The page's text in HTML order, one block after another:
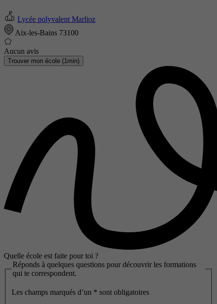
Lycée polyvalent Marlioz
Aix-les-Bains 73100
Aucun avis
Trouver mon école (1min)
Quelle école est faite pour toi ?
Réponds à quelques questions pour découvrir les formations
qui te correspondent.
Les champs marqués d’un * sont obligatoires